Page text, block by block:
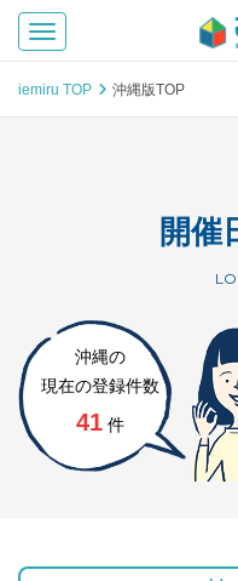
Toggle navigation
iemiru TOP 沖縄版TOP
開催
沖縄の
現在の登録件数
41 件